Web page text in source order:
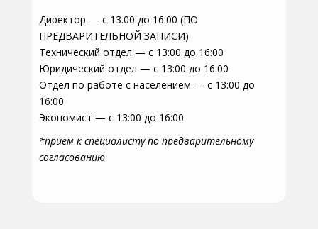
Директор — с 13.00 до 16.00 (ПО
ПРЕДВАРИТЕЛЬНОЙ ЗАПИСИ)
Технический отдел — с 13:00 до 16:00
Юридический отдел — с 13:00 до 16:00
Отдел по работе с населением — с 13:00 до
16:00
Экономист — с 13:00 до 16:00
*прием к специалисту по предварительному
согласованию